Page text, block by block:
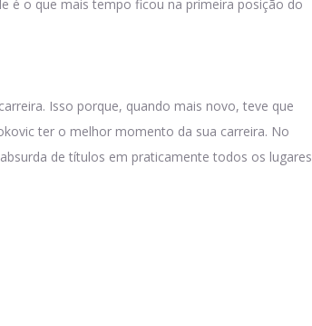
é o que mais tempo ficou na primeira posição do
Isso porque, quando mais novo, teve que
ter o melhor momento da sua carreira. No
de títulos em praticamente todos os lugares